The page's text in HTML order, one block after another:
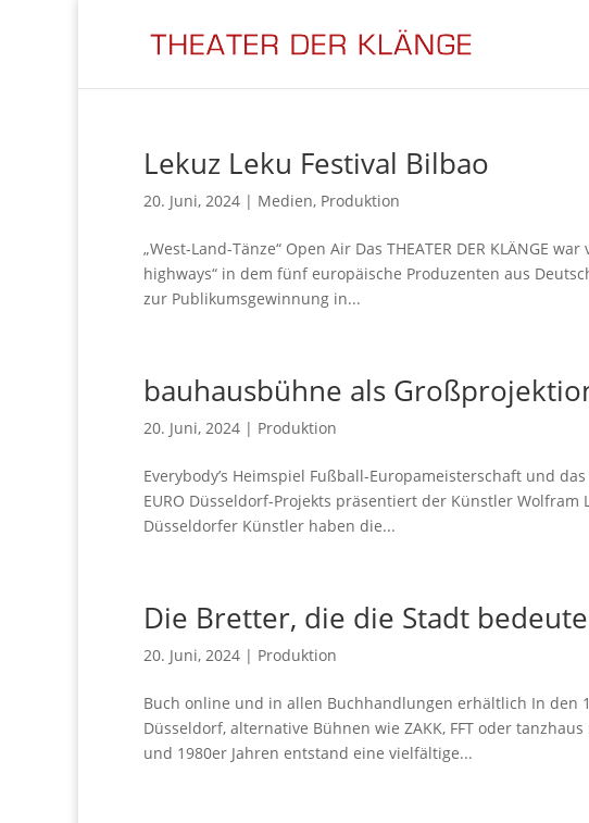
Lekuz Leku Festival Bilbao
20. Juni, 2024 | Medien, Produktion
„West-Land-Tänze“ Open Air Das THEATER DER KLÄNGE
highways“ in dem fünf europäische Produzenten aus
zur Publikumsgewinnung in...
bauhausbühne als
20. Juni, 2024 | Produktion
Everybody’s Heimspiel Fußball-Europameisterschaft und das
EURO Düsseldorf-Projekts präsentiert der Künstler Wolfram
Düsseldorfer Künstler haben die...
Die Bretter, die die Stadt
20. Juni, 2024 | Produktion
Buch online und in allen Buchhandlungen erhältlich In
Düsseldorf, alternative Bühnen wie ZAKK, FFT oder
und 1980er Jahren entstand eine vielfältige...